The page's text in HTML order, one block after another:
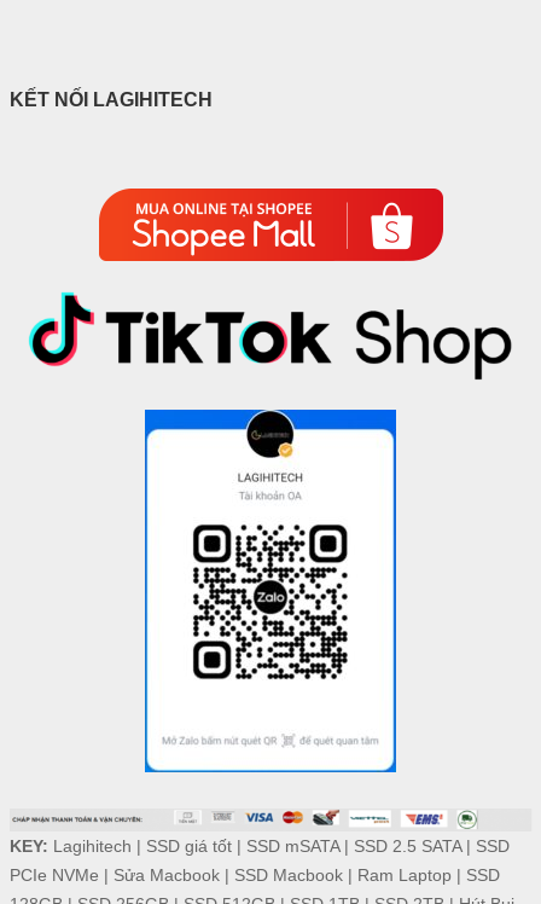
KẾT NỐI LAGIHITECH
KEY: Lagihitech | SSD giá tốt| SSD mSATA| SSD 2.5 SATA| SSD
PCIe NVMe | Sửa Macbook| SSD Macbook| Ram Laptop| SSD